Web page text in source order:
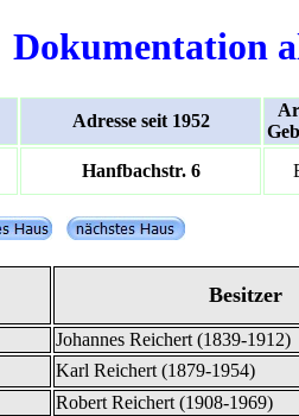
Dokumentation
Adresse seit 1952
Hanfbachstr. 6
Besitzer
Johannes Reichert (1839-1912)
Karl Reichert (1879-1954)
Robert Reichert (1908-1969)